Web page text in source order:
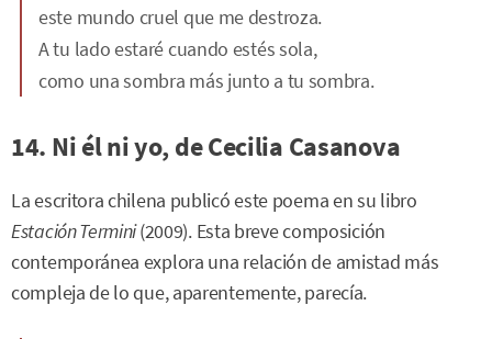
este mundo cruel que me destroza.
A tu lado estaré cuando estés sola,
como una sombra más junto a tu sombra.
14. Ni él ni yo, de Cecilia Casanova
La escritora chilena publicó este poema en su libro
Estación Termini(2009). Esta breve composición
contemporánea explora una relación de amistad más
compleja de lo que, aparentemente, parecía.